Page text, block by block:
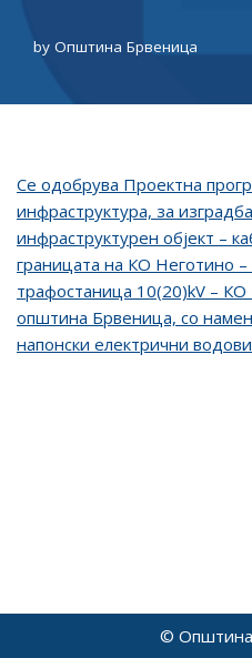
by Општина Брвеница
Се одобрува Проектна
инфраструктура, за
инфраструктурен објект –
границата на КО Неготино
трафостаница 10(20)kV – КО
општина Брвеница, со
напонски електрични
©